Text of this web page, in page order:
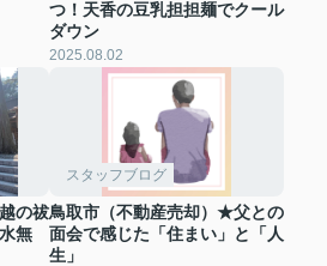
つ！天香の豆乳担担麺でクール
ダウン
2025.08.02
の祓
無
スタッフブログ
鳥取市（不動産売却）★父との
面会で感じた「住まい」と「人
生」